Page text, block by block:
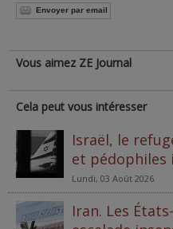
Envoyer par email
Vous aimez ZE Journal
Cela peut vous intéresser
Israël, le
et
Lundi, 03 Août 2026
Iran. Les